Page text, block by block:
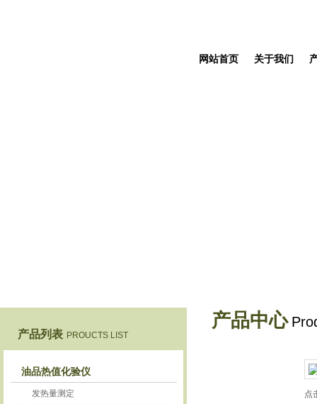
网站首页 关于我们
产品列表 PROUCTS LIST
油品热值化验仪
发热量测定
产品中心
点